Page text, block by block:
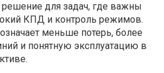
решение для задач, где важны
КПД и контроль режимов.
меньше потерь, более
и понятную эксплуатацию в